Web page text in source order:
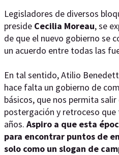
Legisladores de diversos
preside Cecilia Moreau, se
de que el nuevo gobierno se
un acuerdo entre todas las
En tal sentido, Atilio
hace falta un gobierno de
básicos, que nos permita
postergación y retroceso que
años. Aspiro a que esta
para encontrar puntos de
solo como un slogan de